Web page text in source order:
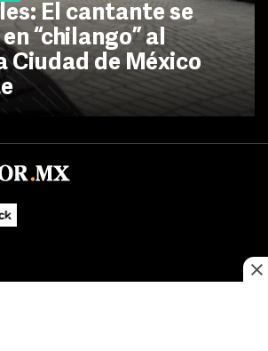
El cantante se
“chilango” al
Ciudad de México